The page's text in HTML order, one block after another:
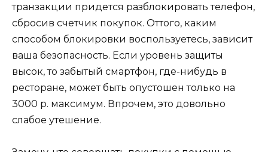
транзакции придется разблокировать телефон,
сбросив счетчик покупок. Оттого, каким
способом блокировки воспользуетесь, зависит
ваша безопасность. Если уровень защиты
высок, то забытый смартфон, где-нибудь в
ресторане, может быть опустошен только на
3000 р. максимум. Впрочем, это довольно
слабое утешение.